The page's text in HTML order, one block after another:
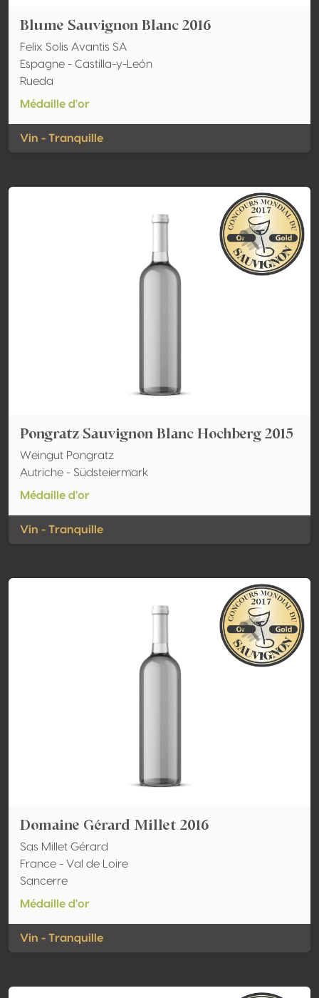
Blume Sauvignon Blanc 2016
Felix Solis Avantis SA
Espagne - Castilla-y-León
Rueda
Médaille d'or
Vin - Tranquille
Pongratz Sauvignon Blanc Hochberg 2015
Weingut Pongratz
Autriche - Südsteiermark
Médaille d'or
Vin - Tranquille
Domaine Gérard Millet 2016
Sas Millet Gérard
France - Val de Loire
Sancerre
Médaille d'or
Vin - Tranquille